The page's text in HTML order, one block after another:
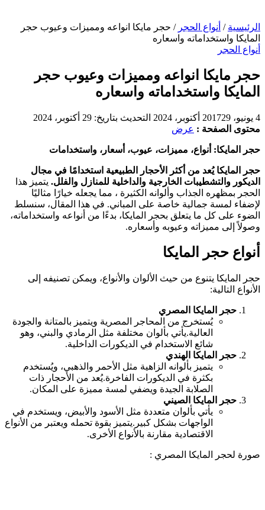
الرئيسية / أنواع الحجر / حجر مايكا انواعه ومميزات وعيوب حجر
المايكا واستخداماته واسعاره
أنواع الحجر
حجر مايكا انواعه ومميزات وعيوب حجر
المايكا واستخداماته واسعاره
4 يونيو، 2017 29 أكتوبر، 2024 التحديث بتاريخ: 29 أكتوبر، 2024
محتوى الصفحة : عرض
حجر المايكا: أنواع، مميزات، عيوب، أسعار، واستخدامات
حجر المايكا يُعد من أكثر الأحجار الطبيعية استخدامًا في مجال
الديكور والتشطيبات الخارجية والداخلية للمنازل والفلل. يتميز هذا
الحجر بمظهره الجذاب وألوانه الكثيرة ، مما يجعله خيارًا مثاليًا
لإضفاء لمسة جمالية خاصة على المباني. في هذا المقال، سنسلط
الضوء على كل ما يتعلق بحجر المايكا، بدءًا من أنواعه واستخداماته،
وصولاً إلى مميزاته وعيوبه وأسعاره.
أنواع حجر المايكا
حجر المايكا يتنوع من حيث الألوان والأنواع، ويمكن تصنيفه إلى
الأنواع التالية:
حجر المايكا المصري
يُستخرج من المحاجر المصرية ويتميز بالمتانة والجودة
العالية.يأتي بألوان مختلفة مثل الرمادي والبني، وهو
شائع الاستخدام في الديكورات الداخلية.
حجر المايكا الهندي
يتميز بألوانه الزاهية مثل الأحمر والذهبي، ويُستخدم
بكثرة في الديكورات الفاخرة.يُعد من الأحجار ذات
الصلابة الجيدة ويضفي لمسة مميزة على المكان.
حجر المايكا الصيني
يأتي بألوان متعددة مثل الأسود والأبيض، ويستخدم في
الواجهات بشكل كبير.يتميز بقوة تحمله ويعتبر من الأنواع
الاقتصادية مقارنة بالأنواع الأخرى.
صورة لحجر المايكا المصري :